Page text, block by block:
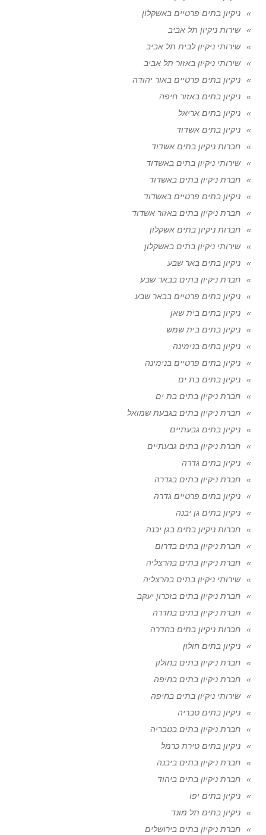
ניקיון בתים פרטיים באשקלון
שירות ניקיון תל אביב
שירותי ניקיון לבית תל אביב
שירותי ניקיון באזור תל אביב
ניקיון בתים פרטיים באור יהודה
ניקיון בתים באזור חיפה
ניקיון בתים אריאל
ניקיון בתים אשדוד
חברות ניקיון בתים אשדוד
שירותי ניקיון בתים באשדוד
חברת ניקיון בתים באשדוד
ניקיון בתים פרטיים באשדוד
חברת ניקיון בתים באזור אשדוד
חברות ניקיון בתים אשקלון
שירותי ניקיון בתים באשקלון
ניקיון בתים באר שבע
חברת ניקיון בתים בבאר שבע
ניקיון בתים פרטיים בבאר שבע
ניקיון בתים בית שאן
ניקיון בתים בית שמש
ניקיון בתים בנימינה
ניקיון בתים פרטיים בנימינה
ניקיון בתים בת ים
חברת ניקיון בתים בת ים
חברת ניקיון בתים בגבעת שמואל
ניקיון בתים גבעתיים
חברת ניקיון בתים גבעתיים
ניקיון בתים גדרה
חברת ניקיון בתים בגדרה
ניקיון בתים פרטיים גדרה
ניקיון בתים גן יבנה
חברות ניקיון בתים בגן יבנה
חברת ניקיון בתים בדרום
חברת ניקיון בתים בהרצליה
שירותי ניקיון בתים בהרצליה
חברת ניקיון בתים בזכרון יעקב
חברת ניקיון בתים בחדרה
חברות ניקיון בתים בחדרה
ניקיון בתים חולון
חברת ניקיון בתים בחולון
חברת ניקיון בתים בחיפה
שירותי ניקיון בתים בחיפה
ניקיון בתים טבריה
חברת ניקיון בתים בטבריה
ניקיון בתים טירת כרמל
חברת ניקיון בתים ביבנה
חברת ניקיון בתים ביהוד
ניקיון בתים יפו
ניקיון בתים תל מונד
חברת ניקיון בתים בירושלים